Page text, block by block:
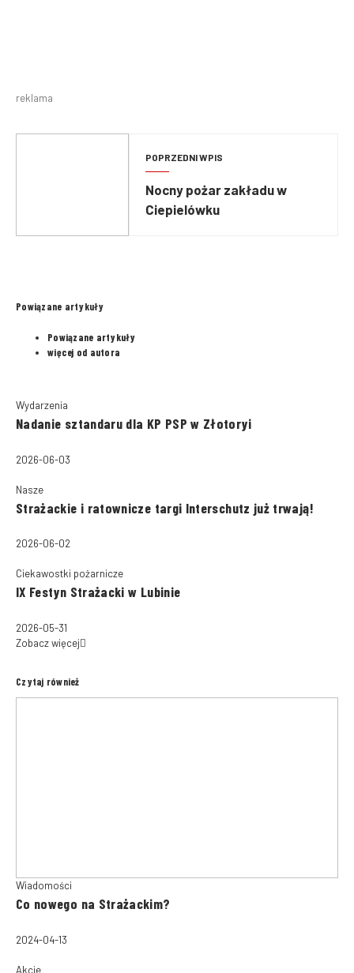
reklama
POPRZEDNI WPIS
Nocny pożar zakładu w
Ciepielówku
Powiązane artykuły
Powiązane artykuły
więcej od autora
Wydarzenia
Nadanie sztandaru dla KP PSP w Złotoryi
2026-06-03
Nasze
Strażackie i ratownicze targi Interschutz już trwają!
2026-06-02
Ciekawostki pożarnicze
IX Festyn Strażacki w Lubinie
2026-05-31
Zobacz więcej
Czytaj również
Wiadomości
Co nowego na Strażackim?
2024-04-13
Akcje